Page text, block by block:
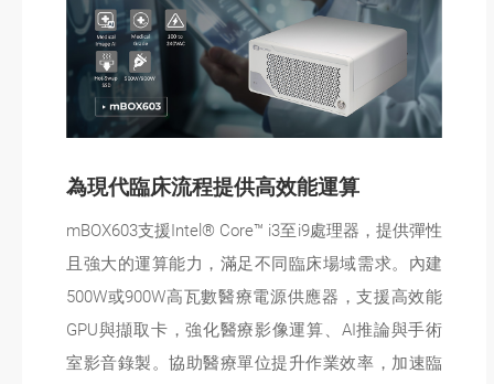
為現代臨床流程提供高效能運算
mBOX603支援Intel® Core™ i3至i9處理器，提供彈性
且強大的運算能力，滿足不同臨床場域需求。內建
500W或900W高瓦數醫療電源供應器，支援高效能
GPU與擷取卡，強化醫療影像運算、AI推論與手術
室影音錄製。協助醫療單位提升作業效率，加速臨